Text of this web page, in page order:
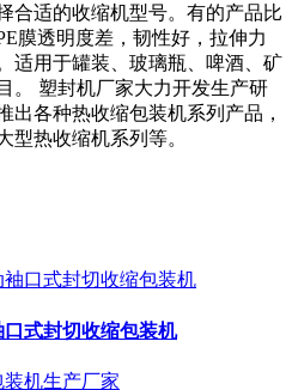
合适的收缩机型号。有的产品比
膜透明度差，韧性好，拉伸力
适用于罐装、玻璃瓶、啤酒、矿
。 塑封机厂家大力开发生产研
出各种热收缩包装机系列产品，
型热收缩机系列等。
式封切收缩包装机